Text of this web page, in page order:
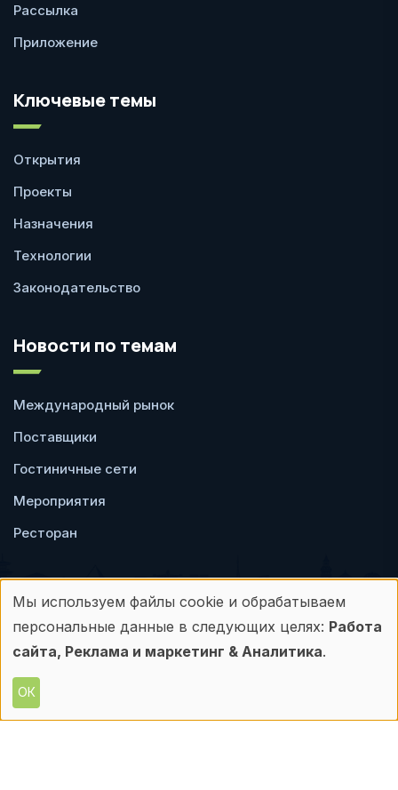
Рассылка
Приложение
Ключевые темы
Открытия
Проекты
Назначения
Технологии
Законодательство
Новости по темам
Международный рынок
Поставщики
Гостиничные сети
Мероприятия
Ресторан
Пользовательское
соглашение
Политика
конфиденциальности
Любое использование материалов с данного
Использование
персональных
данных
и
Мы используем файлы cookie и обрабатываем
персональные данные в следующих целях: Работа
сайта, Реклама и маркетинг & Аналитика.
ОК